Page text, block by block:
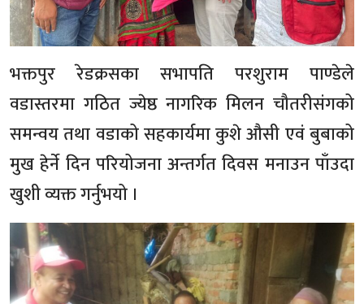
भक्तपुर रेडक्रसका सभापति परशुराम पाण्डेले
वडास्तरमा गठित ज्येष्ठ नागरिक मिलन चौतरीसंगको
समन्वय तथा वडाको सहकार्यमा कुशे औसी एवं बुबाको
मुख हेर्ने दिन परियोजना अन्तर्गत दिवस मनाउन पाँउदा
खुशी व्यक्त गर्नुभयो ।